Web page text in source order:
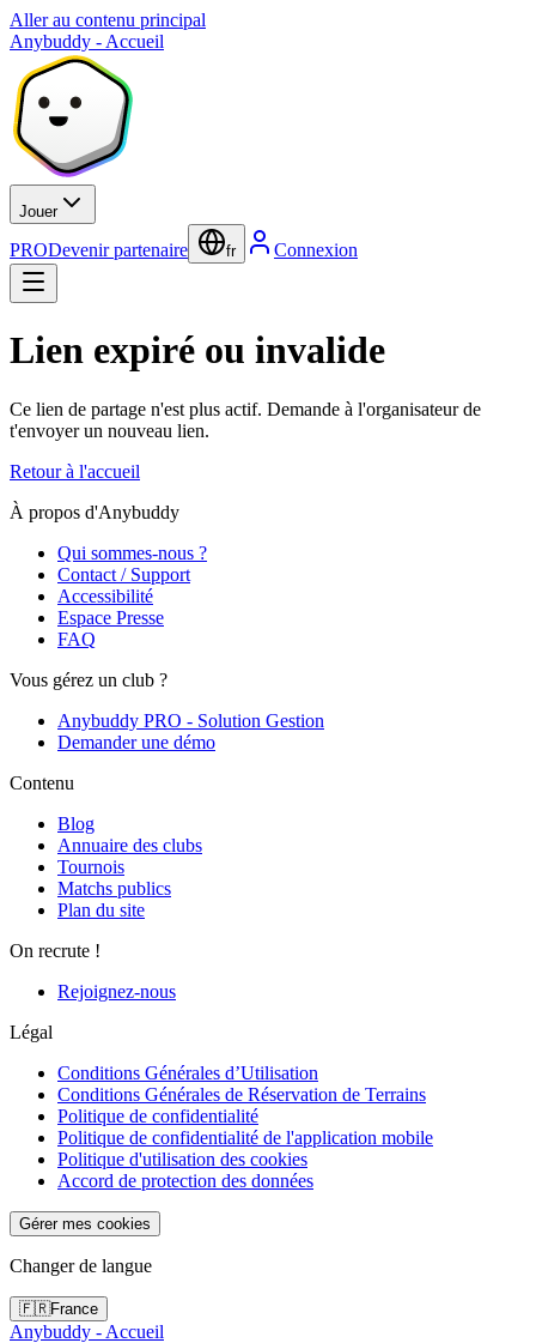
Aller au contenu principal
Anybuddy - Accueil
Jouer
PRODevenir partenaire fr Connexion
Lien expiré ou invalide
Ce lien de partage n'est plus actif. Demande à l'organisateur de
t'envoyer un nouveau lien.
Retour à l'accueil
À propos d'Anybuddy
Qui sommes-nous ?
Contact / Support
Accessibilité
Espace Presse
FAQ
Vous gérez un club ?
Anybuddy PRO - Solution Gestion
Demander une démo
Contenu
Blog
Annuaire des clubs
Tournois
Matchs publics
Plan du site
On recrute !
Rejoignez-nous
Légal
Conditions Générales d’Utilisation
Conditions Générales de Réservation de Terrains
Politique de confidentialité
Politique de confidentialité de l'application mobile
Politique d'utilisation des cookies
Accord de protection des données
Gérer mes cookies
Changer de langue
🇫🇷France
Anybuddy - Accueil